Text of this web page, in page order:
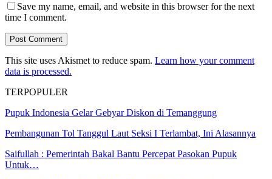
Save my name, email, and website in this browser for the next
time I comment.
This site uses Akismet to reduce spam. Learn how your comment
data is processed.
TERPOPULER
Pupuk Indonesia Gelar Gebyar Diskon di Temanggung
Pembangunan Tol Tanggul Laut Seksi I Terlambat, Ini Alasannya
Saifullah : Pemerintah Bakal Bantu Percepat Pasokan Pupuk
Untuk…